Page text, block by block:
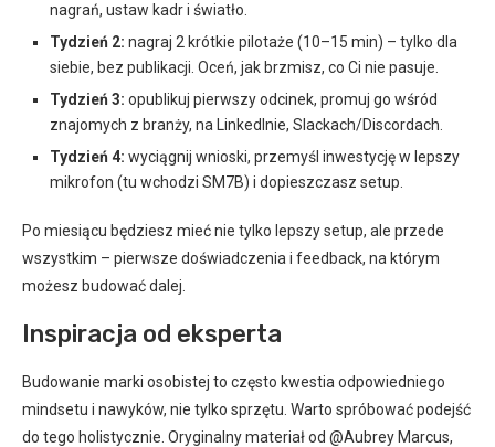
nagrań, ustaw kadr i światło.
Tydzień 2: nagraj 2 krótkie pilotaże (10–15 min) – tylko dla
siebie, bez publikacji. Oceń, jak brzmisz, co Ci nie pasuje.
Tydzień 3: opublikuj pierwszy odcinek, promuj go wśród
znajomych z branży, na LinkedInie, Slackach/Discordach.
Tydzień 4: wyciągnij wnioski, przemyśl inwestycję w lepszy
mikrofon (tu wchodzi SM7B) i dopieszczasz setup.
Po miesiącu będziesz mieć nie tylko lepszy setup, ale przede
wszystkim – pierwsze doświadczenia i feedback, na którym
możesz budować dalej.
Inspiracja od eksperta
Budowanie marki osobistej to często kwestia odpowiedniego
mindsetu i nawyków, nie tylko sprzętu. Warto spróbować podejść
do tego holistycznie. Oryginalny materiał od @Aubrey Marcus,